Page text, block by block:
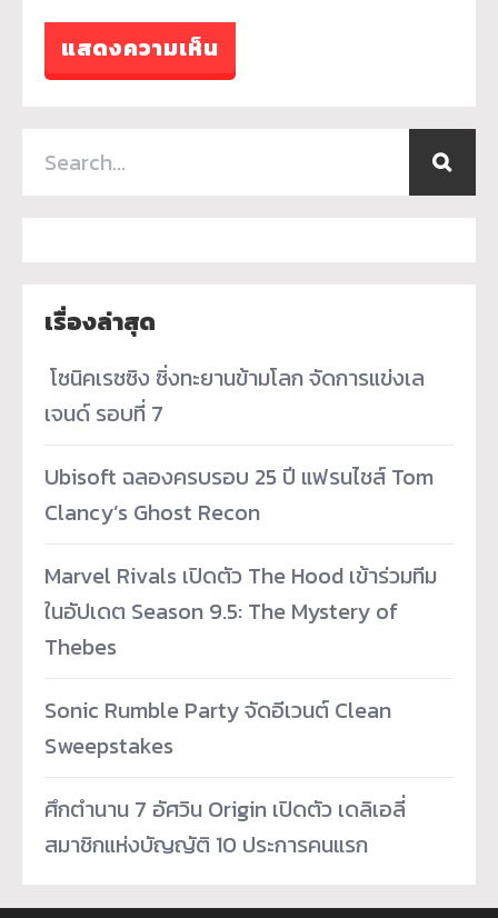
เรื่องล่าสุด
­ โซนิคเรซซิง ซิ่งทะยานข้ามโลก จัดการแข่งเล
เจนด์ รอบที่ 7
Ubisoft ฉลองครบรอบ 25 ปี แฟรนไชส์ Tom
Clancy’s Ghost Recon
Marvel Rivals เปิดตัว The Hood เข้าร่วมทีม
ในอัปเดต Season 9.5: The Mystery of
Thebes
Sonic Rumble Party จัดอีเวนต์ Clean
Sweepstakes
ศึกตำนาน 7 อัศวิน Origin เปิดตัว เดลิเอลี่
สมาชิกแห่งบัญญัติ 10 ประการคนแรก